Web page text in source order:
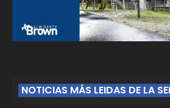
NOTICIAS MÁS LEIDAS DE LA